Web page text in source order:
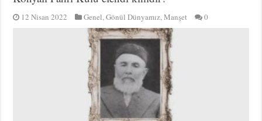
12 Nisan 2022 Genel,Gönül Dünyamız,Manşet 0